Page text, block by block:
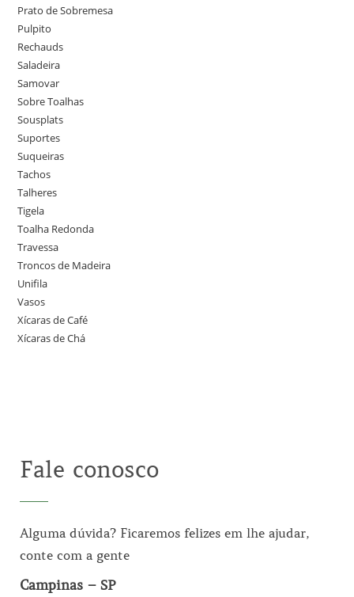
Prato de Sobremesa
Pulpito
Rechauds
Saladeira
Samovar
Sobre Toalhas
Sousplats
Suportes
Suqueiras
Tachos
Talheres
Tigela
Toalha Redonda
Travessa
Troncos de Madeira
Unifila
Vasos
Xícaras de Café
Xícaras de Chá
Fale conosco
Alguma dúvida? Ficaremos felizes em lhe ajudar,
conte com a gente
Campinas – SP